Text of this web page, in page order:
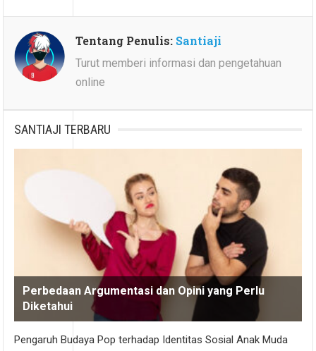
Tentang Penulis: Santiaji
Turut memberi informasi dan pengetahuan
online
SANTIAJI TERBARU
Perbedaan Argumentasi dan Opini yang Perlu
Diketahui
Pengaruh Budaya Pop terhadap Identitas Sosial Anak Muda